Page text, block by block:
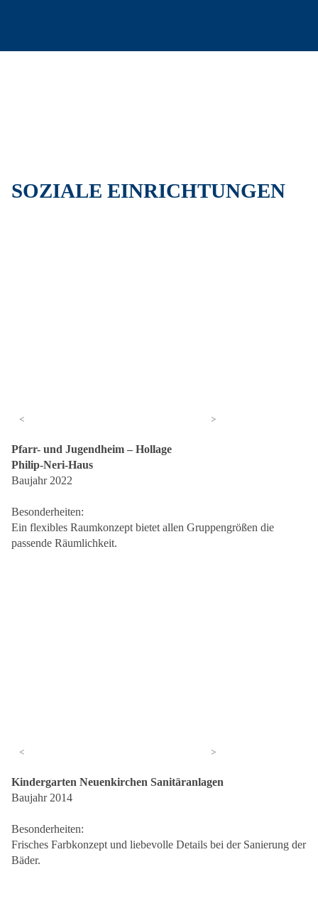
SOZIALE EINRICHTUNGEN
< >
Pfarr- und Jugendheim – Hollage
Philip-Neri-Haus
Baujahr 2022
Besonderheiten:
Ein flexibles Raumkonzept bietet allen Gruppengrößen die
passende Räumlichkeit.
< >
Kindergarten Neuenkirchen Sanitäranlagen
Baujahr 2014
Besonderheiten:
Frisches Farbkonzept und liebevolle Details bei der Sanierung der
Bäder.